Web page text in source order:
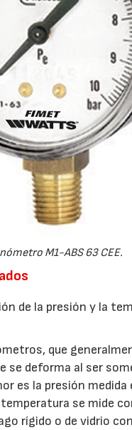
M1-ABS 63 CEE.
de la presión y la
que
se deforma al ser
es la presión
se mide
rígido o de vidrio